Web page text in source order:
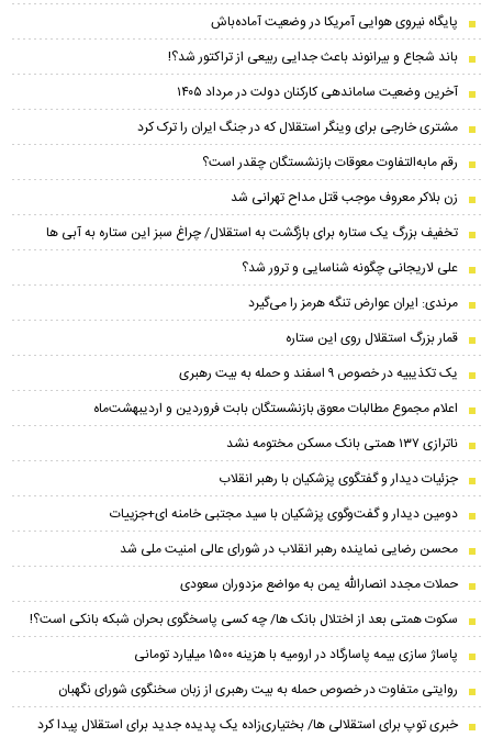
پایگاه نیروی هوایی آمریکا در وضعیت آماده‌باش
باند شجاع و بیرانوند باعث جدایی ربیعی از تراکتور شد؟!
آخرین وضعیت ساماندهی کارکنان دولت در مرداد ۱۴۰۵
مشتری خارجی برای وینگر استقلال که در جنگ ایران را ترک کرد
رقم مابه‌التفاوت معوقات بازنشستگان چقدر است؟
زن بلاکر معروف موجب قتل مداح تهرانی شد
تخفیف بزرگ یک ستاره برای بازگشت به استقلال/ چراغ سبز این ستاره به آبی ها
علی لاریجانی چگونه شناسایی و ترور شد؟
مرندی: ایران عوارض تنگه هرمز را می‌گیرد
قمار بزرگ استقلال روی این ستاره
یک تکذیبیه در خصوص ۹ اسفند و حمله به بیت رهبری
اعلام مجموع مطالبات معوق بازنشستگان بابت فروردین و اردیبهشت‌ماه
ناترازی ۱۳۷ همتی بانک مسکن مختومه نشد
جزئیات دیدار و گفتگوی پزشکیان با رهبر انقلاب
دومین دیدار و گفت‌وگوی پزشکیان با سید مجتبی خامنه ای+جزییات
محسن رضایی نماینده رهبر انقلاب در شورای عالی امنیت ملی شد
حملات مجدد انصارالله یمن به مواضع مزدوران سعودی
سکوت همتی بعد از اختلال بانک ها/ چه کسی پاسخگوی بحران شبکه بانکی است؟!
پاساژ سازی بیمه پاسارگاد در ارومیه با هزینه ۱۵۰۰ میلیارد تومانی
روایتی متفاوت در خصوص حمله به بیت رهبری از زبان سخنگوی شورای نگهبان
خبری توپ برای استقلالی ها/ بختیاری‌زاده یک پدیده جدید برای استقلال پیدا کرد